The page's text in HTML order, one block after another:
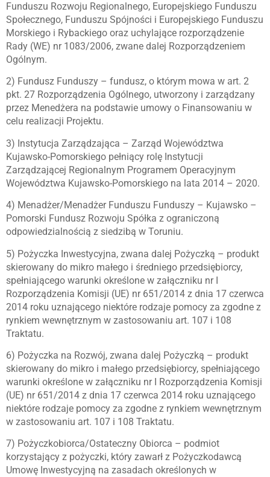
Funduszu Rozwoju Regionalnego, Europejskiego Funduszu
Społecznego, Funduszu Spójności i Europejskiego Funduszu
Morskiego i Rybackiego oraz uchylające rozporządzenie
Rady (WE) nr 1083/2006, zwane dalej Rozporządzeniem
Ogólnym.
2) Fundusz Funduszy – fundusz, o którym mowa w art. 2
pkt. 27 Rozporządzenia Ogólnego, utworzony i zarządzany
przez Menedżera na podstawie umowy o Finansowaniu w
celu realizacji Projektu.
3) Instytucja Zarządzająca – Zarząd Województwa
Kujawsko-Pomorskiego pełniący rolę Instytucji
Zarządzającej Regionalnym Programem Operacyjnym
Województwa Kujawsko-Pomorskiego na lata 2014 – 2020.
4) Menadżer/Menadżer Funduszu Funduszy – Kujawsko –
Pomorski Fundusz Rozwoju Spółka z ograniczoną
odpowiedzialnością z siedzibą w Toruniu.
5) Pożyczka Inwestycyjna, zwana dalej Pożyczką – produkt
skierowany do mikro małego i średniego przedsiębiorcy,
spełniającego warunki określone w załączniku nr I
Rozporządzenia Komisji (UE) nr 651/2014 z dnia 17 czerwca
2014 roku uznającego niektóre rodzaje pomocy za zgodne z
rynkiem wewnętrznym w zastosowaniu art. 107 i 108
Traktatu.
6) Pożyczka na Rozwój, zwana dalej Pożyczką – produkt
skierowany do mikro i małego przedsiębiorcy, spełniającego
warunki określone w załączniku nr I Rozporządzenia Komisji
(UE) nr 651/2014 z dnia 17 czerwca 2014 roku uznającego
niektóre rodzaje pomocy za zgodne z rynkiem wewnętrznym
w zastosowaniu art. 107 i 108 Traktatu.
7) Pożyczkobiorca/Ostateczny Obiorca – podmiot
korzystający z pożyczki, który zawarł z Pożyczkodawcą
Umowę Inwestycyjną na zasadach określonych w